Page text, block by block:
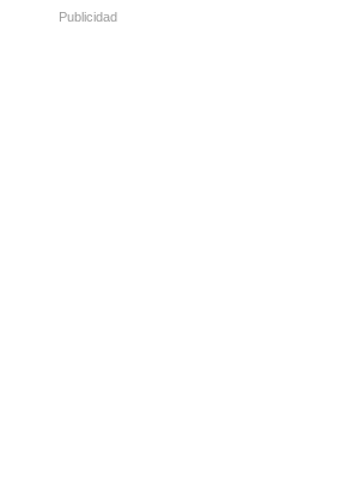
Publicidad